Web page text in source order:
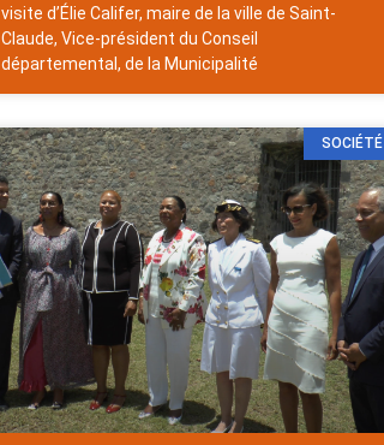
visite d’Élie Califer, maire de la ville de Saint-
Claude, Vice-président du Conseil
départemental, de la Municipalité
SOCIÉTÉ